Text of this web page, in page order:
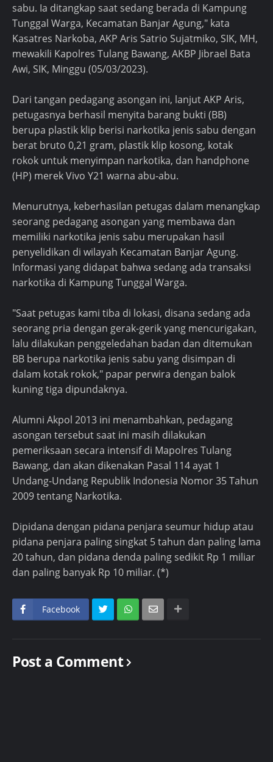
sabu. Ia ditangkap saat sedang berada di Kampung
Tunggal Warga, Kecamatan Banjar Agung," kata
Kasatres Narkoba, AKP Aris Satrio Sujatmiko, SIK, MH,
mewakili Kapolres Tulang Bawang, AKBP Jibrael Bata
Awi, SIK, Minggu (05/03/2023).
Dari tangan pedagang asongan ini, lanjut AKP Aris,
petugasnya berhasil menyita barang bukti (BB)
berupa plastik klip berisi narkotika jenis sabu dengan
berat bruto 0,21 gram, plastik klip kosong, kotak
rokok untuk menyimpan narkotika, dan handphone
(HP) merek Vivo Y21 warna abu-abu.
Menurutnya, keberhasilan petugas dalam menangkap
seorang pedagang asongan yang membawa dan
memiliki narkotika jenis sabu merupakan hasil
penyelidikan di wilayah Kecamatan Banjar Agung.
Informasi yang didapat bahwa sedang ada transaksi
narkotika di Kampung Tunggal Warga.
"Saat petugas kami tiba di lokasi, disana sedang ada
seorang pria dengan gerak-gerik yang mencurigakan,
lalu dilakukan penggeledahan badan dan ditemukan
BB berupa narkotika jenis sabu yang disimpan di
dalam kotak rokok," papar perwira dengan balok
kuning tiga dipundaknya.
Alumni Akpol 2013 ini menambahkan, pedagang
asongan tersebut saat ini masih dilakukan
pemeriksaan secara intensif di Mapolres Tulang
Bawang, dan akan dikenakan Pasal 114 ayat 1
Undang-Undang Republik Indonesia Nomor 35 Tahun
2009 tentang Narkotika.
Dipidana dengan pidana penjara seumur hidup atau
pidana penjara paling singkat 5 tahun dan paling lama
20 tahun, dan pidana denda paling sedikit Rp 1 miliar
dan paling banyak Rp 10 miliar. (*)
Facebook
Post a Comment